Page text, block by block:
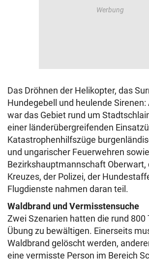
Das Dröhnen der Helikopter, das
Hundegebell und heulende
war das Gebiet rund um
einer länderübergreifenden
Katastrophenhilfszüge
und ungarischer Feuerwehren
Bezirkshauptmannschaft Oberwart,
Kreuzes, der Polizei, der
Flugdienste nahmen daran teil.
Waldbrand und Vermisstensuche
Zwei Szenarien hatten die rund 800
Übung zu bewältigen. Einerseits
Waldbrand gelöscht werden,
eine vermisste Person im Bereich